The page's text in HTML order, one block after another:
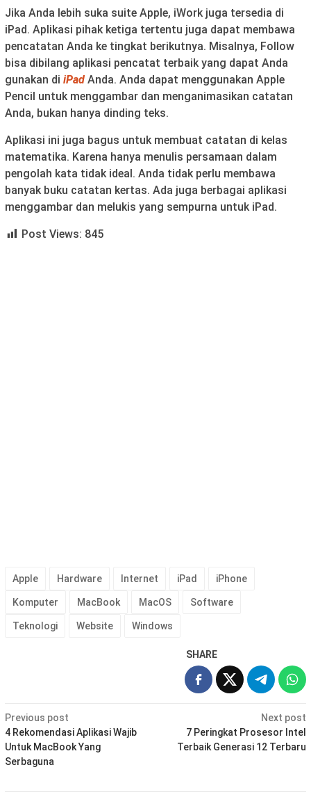
Jika Anda lebih suka suite Apple, iWork juga tersedia di
iPad. Aplikasi pihak ketiga tertentu juga dapat membawa
pencatatan Anda ke tingkat berikutnya. Misalnya, Follow
bisa dibilang aplikasi pencatat terbaik yang dapat Anda
gunakan di iPad Anda. Anda dapat menggunakan Apple
Pencil untuk menggambar dan menganimasikan catatan
Anda, bukan hanya dinding teks.
Aplikasi ini juga bagus untuk membuat catatan di kelas
matematika. Karena hanya menulis persamaan dalam
pengolah kata tidak ideal. Anda tidak perlu membawa
banyak buku catatan kertas. Ada juga berbagai aplikasi
menggambar dan melukis yang sempurna untuk iPad.
Post Views: 845
Apple Hardware Internet iPad iPhone
Komputer MacBook MacOS Software
Teknologi Website Windows
SHARE
Post
navigation
Previous post
4 Rekomendasi Aplikasi Wajib
Untuk MacBook Yang
Serbaguna
Next post
7 Peringkat Prosesor Intel
Terbaik Generasi 12 Terbaru